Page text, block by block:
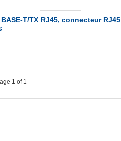
T/TX RJ45, connecteur RJ45
1 of 1